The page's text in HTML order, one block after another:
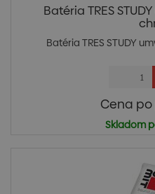
Batéria TRES
Batéria TRES STUDY
Cena
Skladom